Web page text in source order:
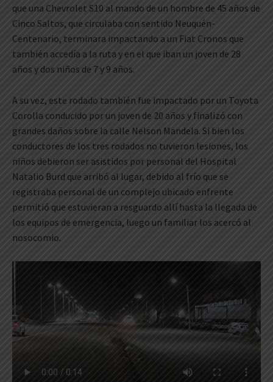
que una Chevrolet S10 al mando de un hombre de 45 años de
Cinco Saltos, que circulaba con sentido Neuquén-
Centenario, terminara impactando a un Fiat Cronos que
también accedía a la ruta y en el que iban un joven de 28
años y dos niños de 7 y 9 años.
A su vez, este rodado también fue impactado por un Toyota
Corolla conducido por un joven de 20 años y finalizó con
grandes daños sobre la calle Nelson Mandela. Si bien los
conductores de los tres rodados no tuvieron lesiones, los
niños debieron ser asistidos por personal del Hospital
Natalio Burd que arribó al lugar, debido al frío que se
registraba personal de un complejo ubicado enfrente
permitió que estuvieran a resguardo allí hasta la llegada de
los equipos de emergencia, luego un familiar los acercó al
nosocomio.